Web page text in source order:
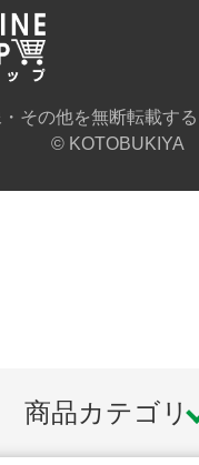
その他を無断転載す
© KOTOBUKIYA
商品カテゴリ